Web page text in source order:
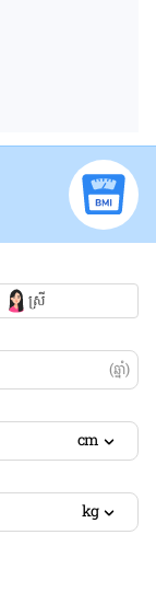
ស្រី
(ឆ្នាំ)
cm
kg